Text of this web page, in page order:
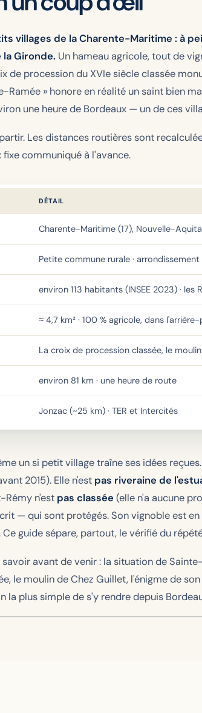
villages de la Charente-Maritime : à
Gironde. Un hameau agricole, tout de
de procession du XVIe siècle classée
Ramée » honore en réalité un saint bien
une heure de Bordeaux — un de ces
Les distances routières sont
communiqué à l'avance.
DÉTAIL
Charente-Maritime (17), Nouvelle-
Petite commune rurale ·
environ 113 habitants (INSEE 2023) · les
≈ 4,7 km² · 100 % agricole, dans
La croix de procession classée, le
environ 81 km · une heure de route
Jonzac (~25 km) · TER et Intercités
un si petit village traîne ses idées
2015). Elle n'est pas riveraine de
Rémy n'est pas classée (elle n'a aucune
— qui sont protégés. Son vignoble est en
guide sépare, partout, le vérifié du
avant de venir : la situation de
le moulin de Chez Guillet, l'énigme de
la plus simple de s'y rendre depuis